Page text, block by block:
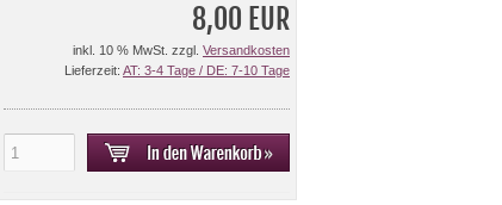
8,00 EUR
inkl. 10 % MwSt. zzgl. Versandkosten
Lieferzeit: AT: 3-4 Tage / DE: 7-10 Tage